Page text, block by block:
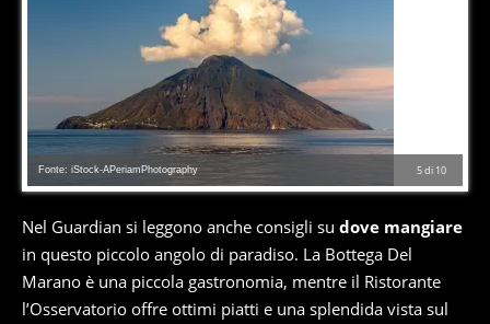
5di 10
Fonte: iStock-APeriamPhotography
Nel Guardian si leggono anche consigli su dove mangiare
in questo piccolo angolo di paradiso. La Bottega Del
Marano è una piccola gastronomia, mentre il Ristorante
l’Osservatorio offre ottimi piatti e una splendida vista sul